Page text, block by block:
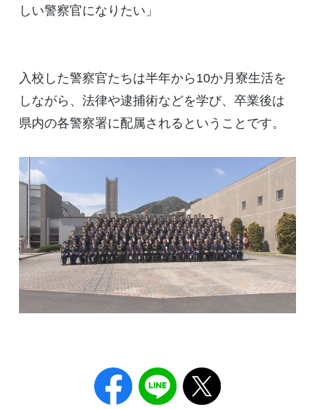
しい警察官になりたい」
入校した警察官たちは半年から10か月寮生活を
しながら、法律や逮捕術などを学び、卒業後は
県内の各警察署に配属されるということです。